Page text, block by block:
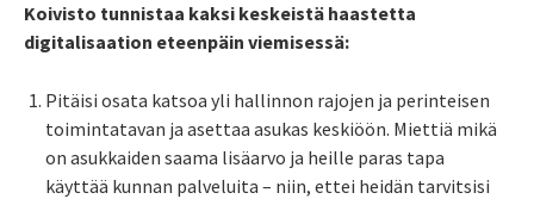
Koivisto tunnistaa kaksi keskeistä haastetta
digitalisaation eteenpäin viemisessä:
Pitäisi osata katsoa yli hallinnon rajojen ja perinteisen
toimintatavan ja asettaa asukas keskiöön. Miettiä mikä
on asukkaiden saama lisäarvo ja heille paras tapa
käyttää kunnan palveluita – niin, ettei heidän tarvitsisi